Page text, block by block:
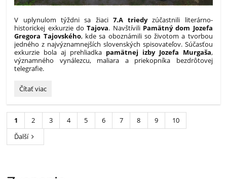
V uplynulom týždni sa žiaci 7.A triedyzúčastnili literárno-
historickej exkurzie doTajova. Navštívili Pamätný dom Jozefa
Gregora Tajovského, kde sa oboznámili so životom a tvorbou
jedného z najvýznamnejších slovenských spisovateľov. Súčasťou
exkurzie bola aj prehliadka pamätnej izby Jozefa Murgaša,
významného vynálezcu, maliara a priekopníka bezdrôtovej
telegrafie.
Po
významných
osobností
Tajove:
Čítať viac
1 2 3 4 5 6 7 8 9
10
Ďalší